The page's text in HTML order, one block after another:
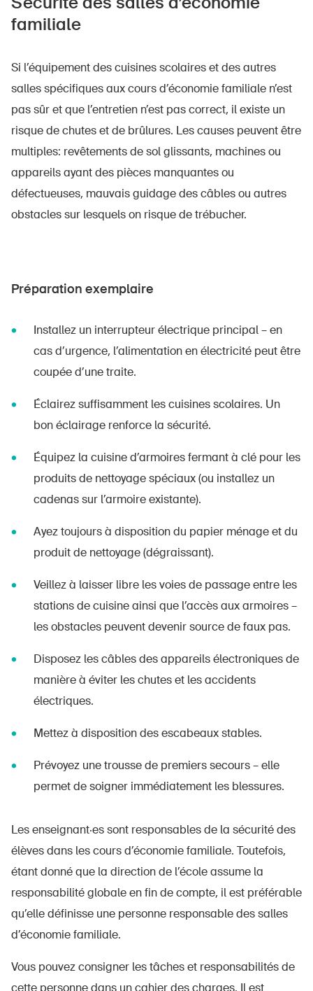
familiale
Si l’équipement des cuisines scolaires et des autres
salles spécifiques aux cours d’économie familiale n’est
pas sûr et que l’entretien n’est pas correct, il existe un
risque de chutes et de brûlures. Les causes peuvent être
multiples: revêtements de sol glissants, machines ou
appareils ayant des pièces manquantes ou
défectueuses, mauvais guidage des câbles ou autres
obstacles sur lesquels on risque de trébucher.
Préparation exemplaire
Installez un interrupteur électrique principal – en
cas d’urgence, l’alimentation en électricité peut être
coupée d’une traite.
Éclairez suffisamment les cuisines scolaires. Un
bon éclairage renforce la sécurité.
Équipez la cuisine d’armoires fermant à clé pour les
produits de nettoyage spéciaux (ou installez un
cadenas sur l’armoire existante).
Ayez toujours à disposition du papier ménage et du
produit de nettoyage (dégraissant).
Veillez à laisser libre les voies de passage entre les
stations de cuisine ainsi que l’accès aux armoires –
les obstacles peuvent devenir source de faux pas.
Disposez les câbles des appareils électroniques de
manière à éviter les chutes et les accidents
électriques.
Mettez à disposition des escabeaux stables.
Prévoyez une trousse de premiers secours – elle
permet de soigner immédiatement les blessures.
Les enseignant·es sont responsables de la sécurité des
élèves dans les cours d’économie familiale. Toutefois,
étant donné que la direction de l’école assume la
responsabilité globale en fin de compte, il est préférable
qu’elle définisse une personne responsable des salles
d’économie familiale.
Vous pouvez consigner les tâches et responsabilités de
cette personne dans un cahier des charges. Il est